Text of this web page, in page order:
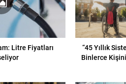
Litre Fiyatları
“45 Yıllık
Binlerce